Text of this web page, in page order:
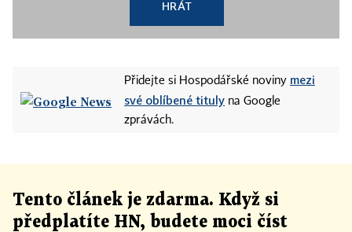
HRÁT
Přidejte si Hospodářské noviny mezi
své oblíbené tituly na Google
zprávách.
Tento článek je zdarma. Když si
předplatíte HN, budete moci číst